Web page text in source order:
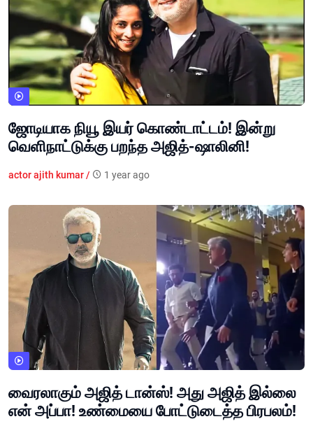
ஜோடியாக நியூ இயர் கொண்டாட்டம்! இன்று
வெளிநாட்டுக்கு பறந்த அஜித்-ஷாலினி!
actor ajith kumar / 1 year ago
வைரலாகும் அஜித் டான்ஸ்! அது அஜித் இல்லை
என் அப்பா! உண்மையை போட்டுடைத்த பிரபலம்!